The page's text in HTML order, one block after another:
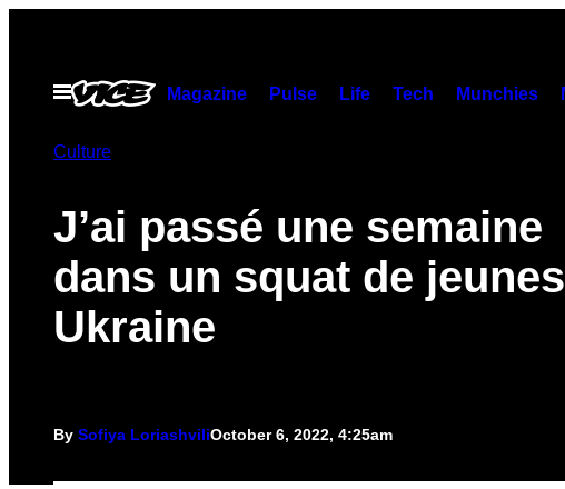
contentOpen
Menu
Magazine Pulse Life Tech Munchies
Culture
J’ai passé une semaine
dans un squat de
Ukraine
By Sofiya LoriashviliOctober 6, 2022, 4:25am